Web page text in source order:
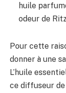
huile
odeur de
Pour cette
donner à une
L’huile
ce diffuseur